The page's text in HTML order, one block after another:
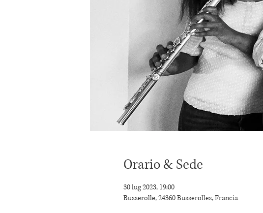
Orario & Sede
30 lug 2023, 19:00
Busserolle, 24360 Busserolles, Francia